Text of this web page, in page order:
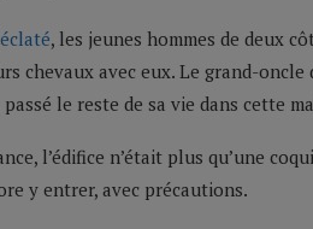
, les jeunes hommes de deux
chevaux avec eux. Le grand-
le reste de sa vie dans cette
l’édifice n’était plus qu’une
y entrer, avec précautions.